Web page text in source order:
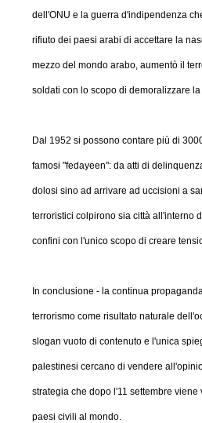
dell'ONU e la guerra d'indipendenza
rifiuto dei paesi arabi di accettare la
mezzo del mondo arabo, aumentò il
soldati con lo scopo di demoralizzare
Dal 1952 si possono contare più di
famosi "fedayeen": da atti di
dolosi sino ad arrivare ad uccisioni a
terroristici colpirono sia città all'interno
confini con l'unico scopo di creare
In conclusione - la continua
terrorismo come risultato naturale
slogan vuoto di contenuto e l'unica
palestinesi cercano di vendere
strategia che dopo l'11 settembre viene
paesi civili al mondo.